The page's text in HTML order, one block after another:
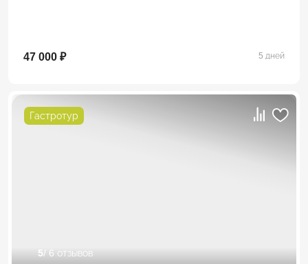
47 000 ₽ 5 дней
Гастротур
5/ 6 отзывов